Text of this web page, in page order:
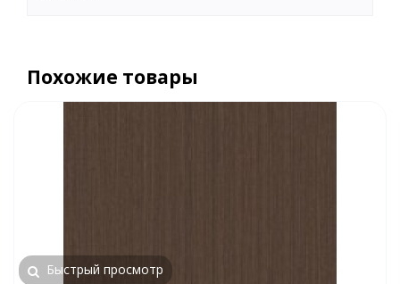
Похожие товары
Быстрый просмотр